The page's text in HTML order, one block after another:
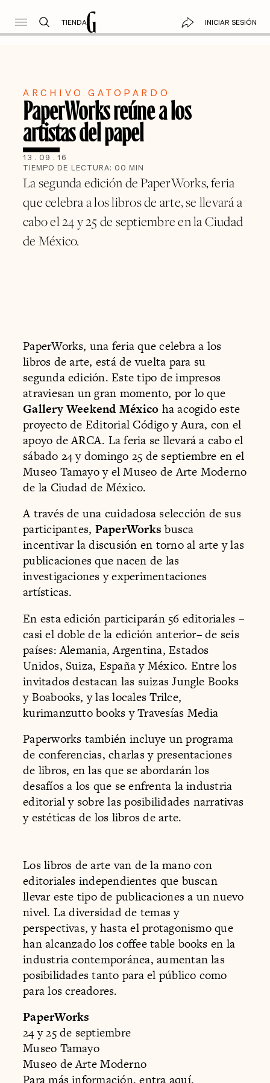
TIENDA INICIAR SESIÓN
ARCHIVO GATOPARDO
PaperWorks reúne a los
artistas del papel
13 . 09 . 16
TIEMPO DE LECTURA: 00 MIN
La segunda edición de PaperWorks, feria
que celebra a los libros de arte, se llevará a
cabo el 24 y 25 de septiembre en la Ciudad
de México.
PaperWorks, una feria que celebra a los
libros de arte, está de vuelta para su
segunda edición. Este tipo de impresos
atraviesan un gran momento, por lo que
Gallery Weekend México ha acogido este
proyecto de Editorial Código y Aura, con el
apoyo de ARCA. La feria se llevará a cabo el
sábado 24 y domingo 25 de septiembre en el
Museo Tamayo y el Museo de Arte Moderno
de la Ciudad de México.
A través de una cuidadosa selección de sus
participantes, PaperWorks busca
incentivar la discusión en torno al arte y las
publicaciones que nacen de las
investigaciones y experimentaciones
artísticas.
En esta edición participarán 56 editoriales –
casi el doble de la edición anterior– de seis
países: Alemania, Argentina, Estados
Unidos, Suiza, España y México. Entre los
invitados destacan las suizas Jungle Books
y Boabooks, y las locales Trilce,
kurimanzutto books y Travesías Media
Paperworks también incluye un programa
de conferencias, charlas y presentaciones
de libros, en las que se abordarán los
desafíos a los que se enfrenta la industria
editorial y sobre las posibilidades narrativas
y estéticas de los libros de arte.
Los libros de arte van de la mano con
editoriales independientes que buscan
llevar este tipo de publicaciones a un nuevo
nivel. La diversidad de temas y
perspectivas, y hasta el protagonismo que
han alcanzado los coffee table books en la
industria contemporánea, aumentan las
posibilidades tanto para el público como
para los creadores.
PaperWorks
24 y 25 de septiembre
Museo Tamayo
Museo de Arte Moderno